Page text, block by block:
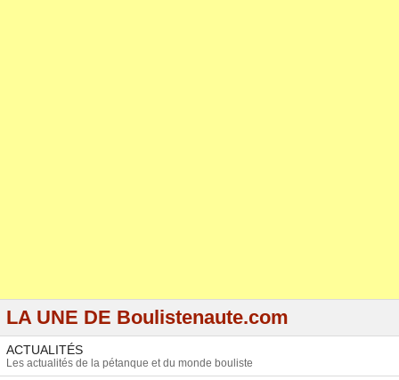
LA UNE DE Boulistenaute.com
ACTUALITÉS
Les actualités de la pétanque et du monde bouliste